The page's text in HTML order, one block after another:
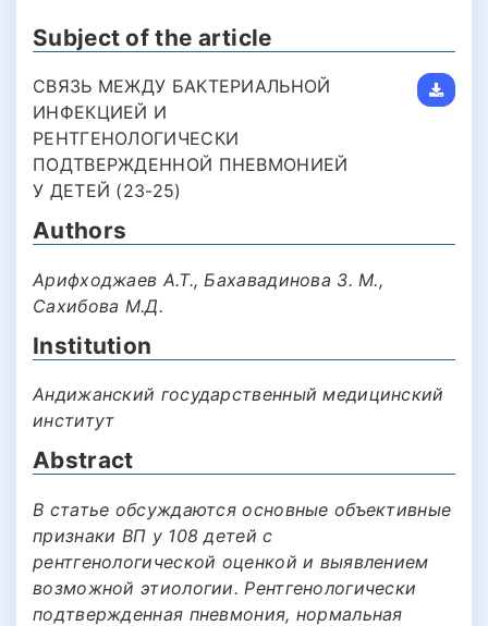
Subject of the article
СВЯЗЬ МЕЖДУ БАКТЕРИАЛЬНОЙ
ИНФЕКЦИЕЙ И
РЕНТГЕНОЛОГИЧЕСКИ
ПОДТВЕРЖДЕННОЙ ПНЕВМОНИЕЙ
У ДЕТЕЙ (23-25)
Authors
Арифходжаев А.Т., Бахавадинова З. М.,
Сахибова М.Д.
Institution
Андижанский государственный медицинский
институт
Abstract
В статье обсуждаются основные объективные
признаки ВП у 108 детей с
рентгенологической оценкой и выявлением
возможной этиологии. Рентгенологически
подтвержденная пневмония, нормальная